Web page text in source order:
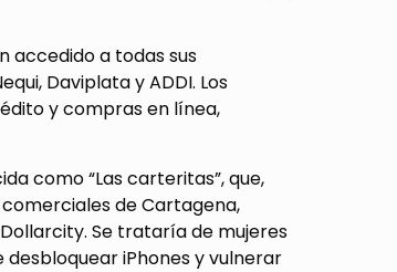
accedido a todas sus
Daviplata y ADDI. Los
y compras en línea,
como“Las carteritas”, que,
de Cartagena,
Se trataría de mujeres
desbloquear iPhones y vulnerar